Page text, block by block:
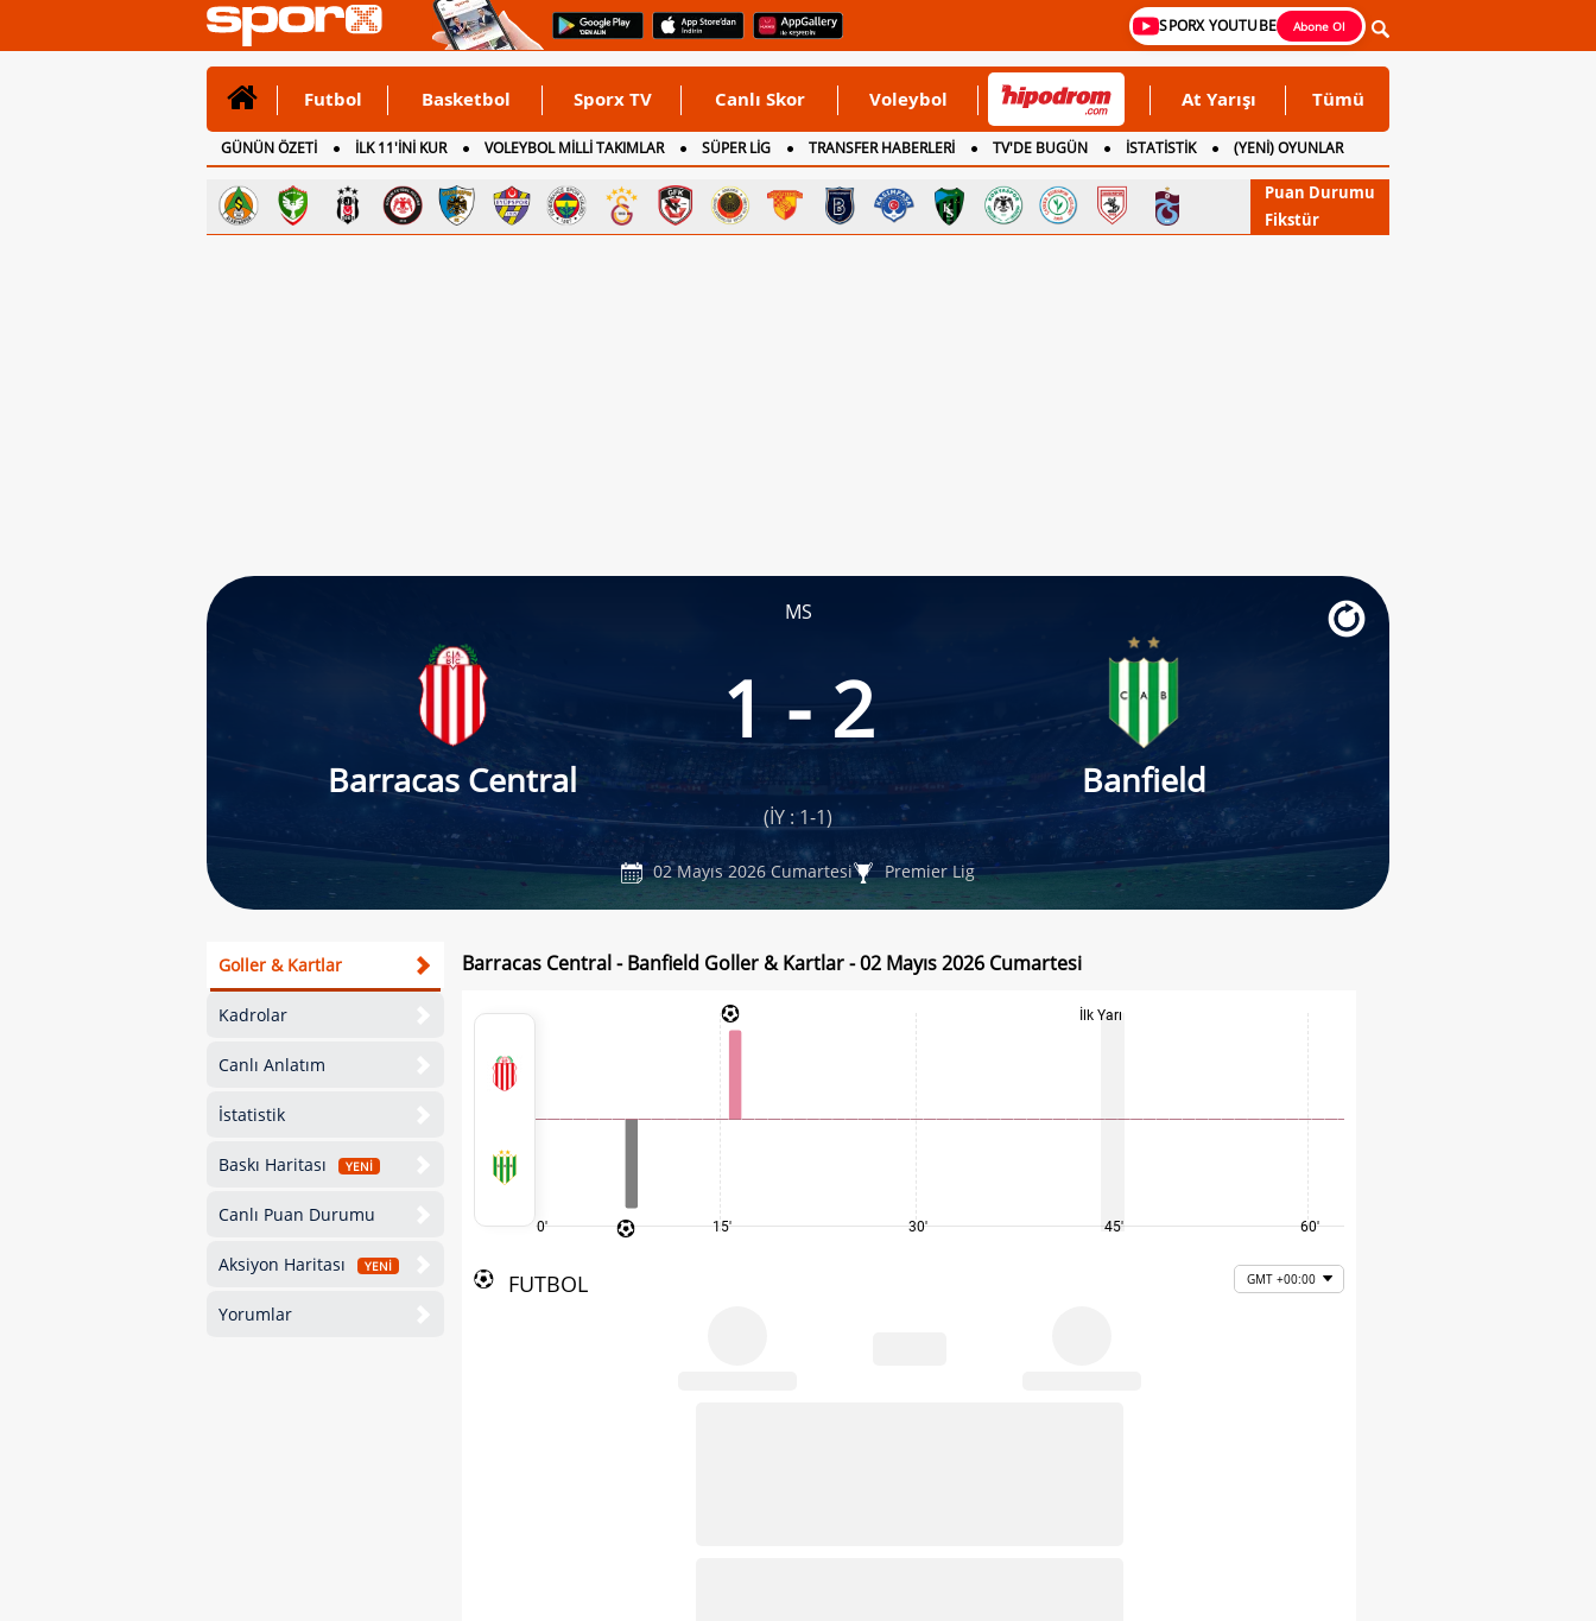
SPORX YOUTUBE Abone Ol
Futbol Basketbol Sporx TV Canlı Skor Voleybol At Yarışı Tümü
GÜNÜN ÖZETİ İLK 11'İNİ KUR VOLEYBOL MİLLİ TAKIMLAR SÜPER LİG TRANSFER HABERLERİ TV'DE BUGÜN İSTATİSTİK
(YENİ) OYUNLAR
CANLI ANLATIM
İNGİLTERE
Puan Durumu
Fikstür
MS
Barracas Central
1 - 2
Banfield
(İY : 1-1)
02 Mayıs 2026 Cumartesi Premier Lig
Goller & Kartlar
Kadrolar
Canlı Anlatım
İstatistik
Baskı Haritası YENİ
Canlı Puan Durumu
Aksiyon Haritası YENİ
Yorumlar
Barracas Central - Banfield Goller & Kartlar - 02 Mayıs 2026 Cumartesi
0' 15' 30'
İlk Yarı
45' 60'
FUTBOL GMT +00:00